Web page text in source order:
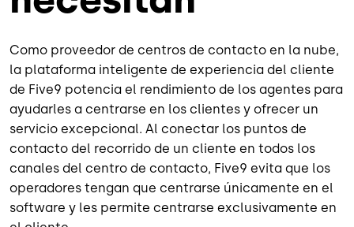
Como proveedor de centros de contacto en la nube,
la plataforma inteligente de experiencia del cliente
de Five9 potencia el rendimiento de los agentes para
ayudarles a centrarse en los clientes y ofrecer un
servicio excepcional. Al conectar los puntos de
contacto del recorrido de un cliente en todos los
canales del centro de contacto, Five9 evita que los
operadores tengan que centrarse únicamente en el
software y les permite centrarse exclusivamente en